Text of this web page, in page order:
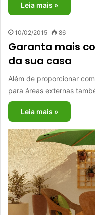
Leia mais »
10/02/2015 86
Garanta mais
da sua casa
Além de proporcionar
para áreas externas
Leia mais »